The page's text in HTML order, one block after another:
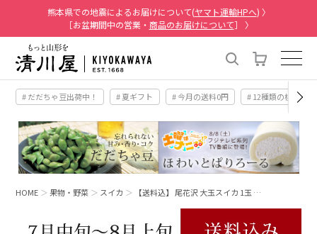
熊本県での地震によるお届けについて(ヤマト運輸HPへ) 〉
［お盆期間中の営業・ 商品のお届けについて］ 〉
# だだちゃ豆出荷中！ # 夏ギフト # 今月の送料0円 # 12種類の桃
HOME 果物・野菜 スイカ 【送料込】 尾花沢 大玉スイカ 1玉 …